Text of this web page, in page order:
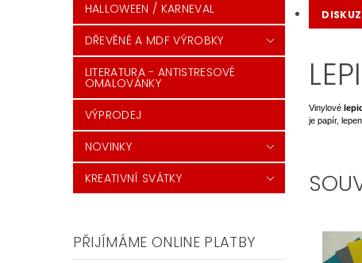
HALLOWEEN / KARNEVAL
DŘEVĚNÉ A MDF VÝROBKY
LITERATURA - ANTISTRESOVÉ
OMALOVÁNKY
VÝPRODEJ
NOVINKY
KREATIVNÍ SVÁTKY
PŘIJÍMÁME ONLINE PLATBY
Vinylové
je papír,